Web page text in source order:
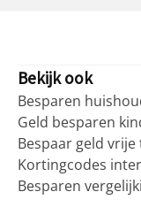
Bekijk ook
Besparen
Geld besparen
Bespaar geld vrije
Kortingcodes
Besparen